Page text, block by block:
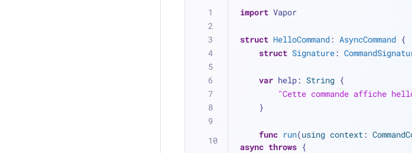
import Vapor
struct HelloCommand: AsyncCommand {
struct Signature:
var help: String {
"Cette commande affiche
    }
func run(using context :
async throws {